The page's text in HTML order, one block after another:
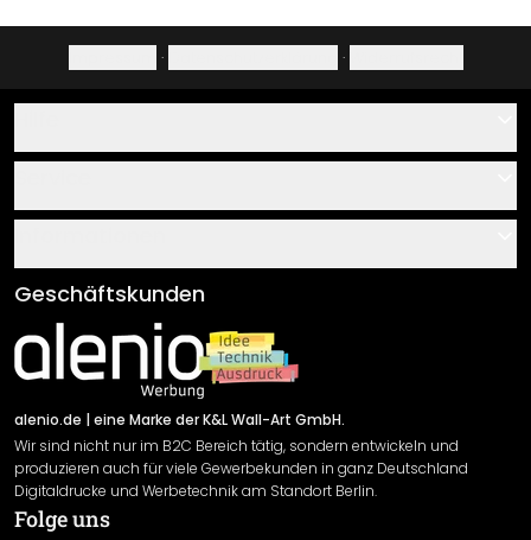
· ·
Über uns
Klebe- und Montageanleitungen
Newsletter An-/Abmeldung
Sendungsverfolgung
AGB
Impressum
Versand & Zahlung
Rücksendung
Widerrufsrecht
Datenschutzerklärung
Gewährleistung
Geschäftskunden
alenio.de | eine Marke der K&L Wall-Art GmbH.
Wir sind nicht nur im B2C Bereich tätig, sondern entwickeln und
produzieren auch für viele Gewerbekunden in ganz Deutschland
Digitaldrucke und Werbetechnik am Standort Berlin.
Folge uns